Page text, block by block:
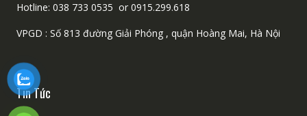
Hotline: 038 733 0535 or 0915.299.618
VPGD : Số 813 đường Giải Phóng , quận Hoàng Mai, Hà Nội
Tin Tức